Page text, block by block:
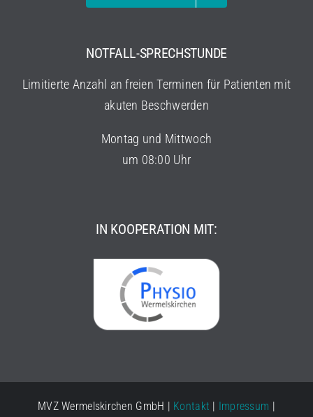
NOTFALL-SPRECHSTUNDE
Limitierte Anzahl an freien Terminen für Patienten mit
akuten Beschwerden
Montag und Mittwoch
um 08:00 Uhr
IN KOOPERATION MIT:
MVZ Wermelskirchen GmbH | Kontakt | Impressum |